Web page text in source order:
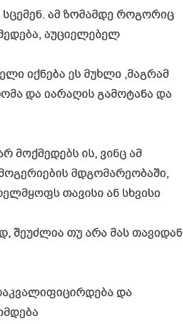
ამ ზომამდე როგორიც
აუციელებელ
იქნება ეს მუხლი ,მაგრამ
და იარაღის გამოტანა და
მოქმედებს ის, ვინც ამ
მდგომარეობაში,
თავისი ან სხვისი
შეუძლია თუ არა მას თავიდან
და